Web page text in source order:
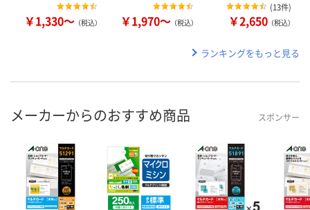
￥1,330～ （税込） ￥1,970～ （税込）
(13件)
￥2,650 （税込）
ランキングをもっと見る
メーカーからのおすすめ商品 スポンサー